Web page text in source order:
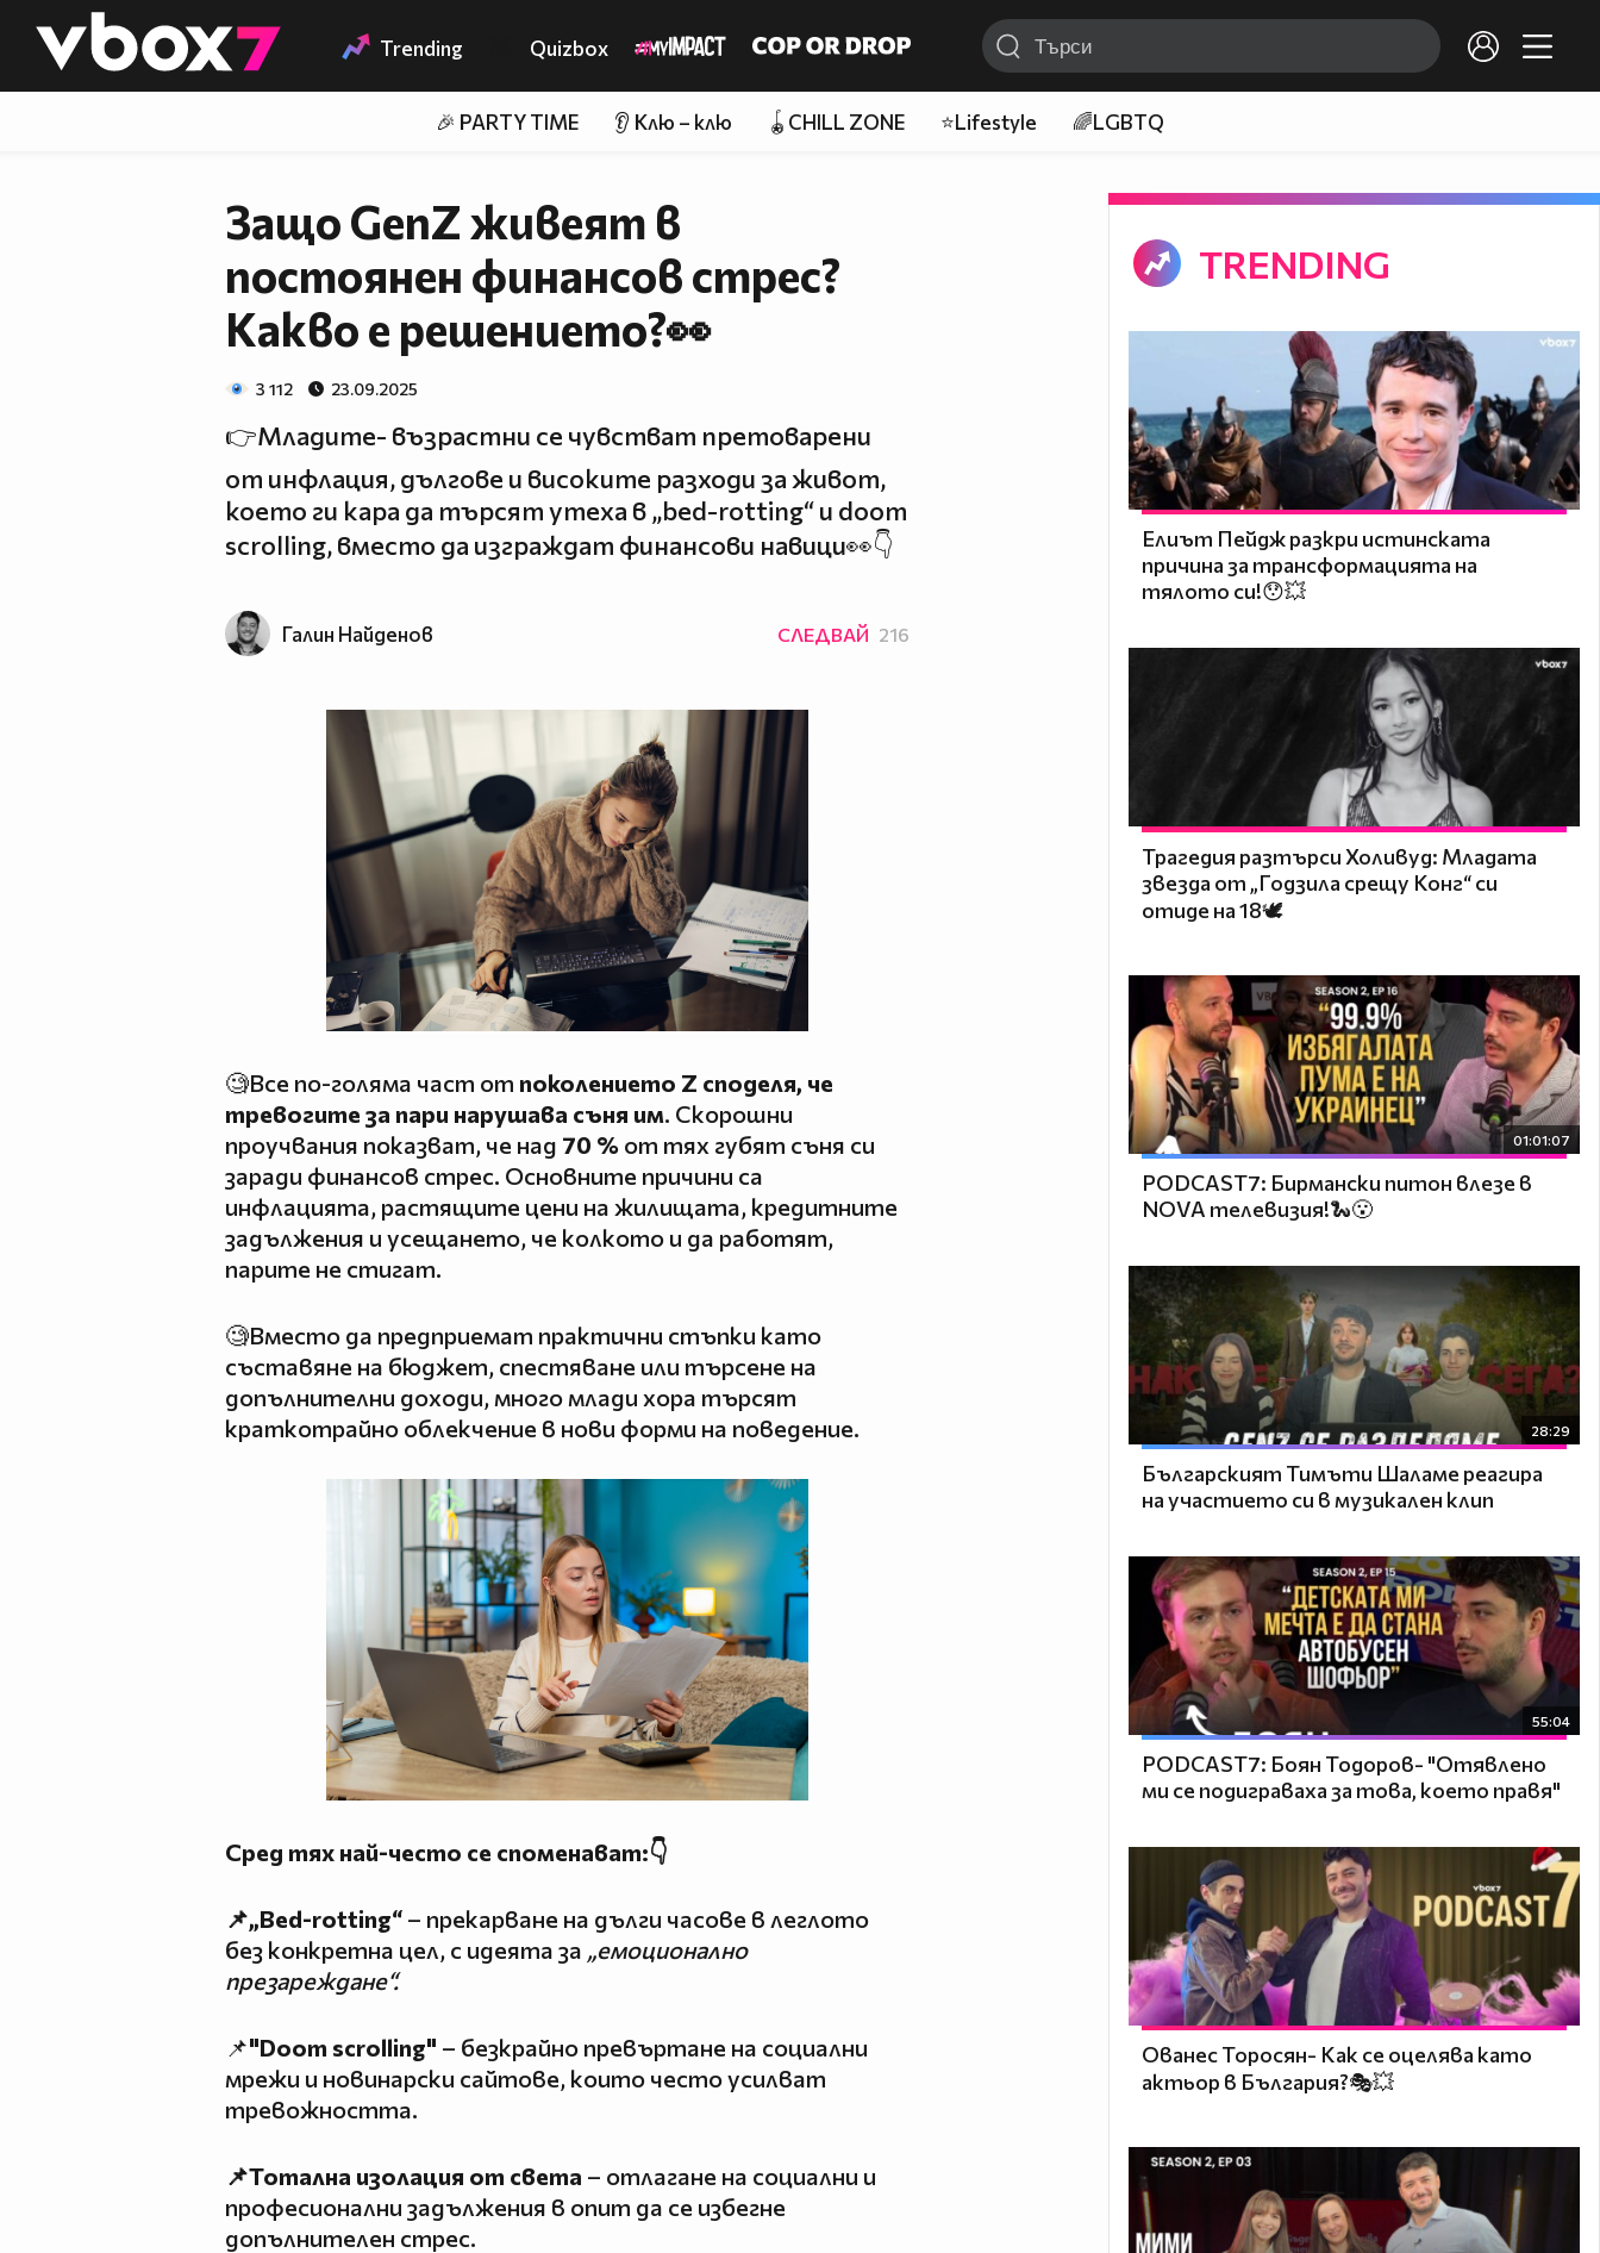
👾 Trending Quizbox
🎉 PARTY TIME 👂 Клю – клю 🪀CHILL ZONE ⭐Lifestyle 🌈LGBTQ
Защо GenZ живеят в
постоянен финансов стрес?
Какво е решението?👀
3 112 23.09.2025
👉Младите- възрастни се чувстват претоварени
от инфлация, дългове и високите разходи за живот,
което ги кара да търсят утеха в „bed-rotting“ и doom
scrolling, вместо да изграждат финансови навици👀👇
Галин Найденов СЛЕДВАЙ 216
🧐Все по-голяма част от поколението Z споделя, че
тревогите за пари нарушава съня им. Скорошни
проучвания показват, че над 70 % от тях губят съня си
заради финансов стрес. Основните причини са
инфлацията, растящите цени на жилищата, кредитните
задължения и усещането, че колкото и да работят,
парите не стигат.
🧐Вместо да предприемат практични стъпки като
съставяне на бюджет, спестяване или търсене на
допълнителни доходи, много млади хора търсят
краткотрайно облекчение в нови форми на поведение.
Сред тях най-често се споменават:👇
📌„Bed-rotting“ – прекарване на дълги часове в леглото
без конкретна цел, с идеята за „емоционално
презареждане“.
📌"Doom scrolling" – безкрайно превъртане на социални
мрежи и новинарски сайтове, които често усилват
тревожността.
📌Тотална изолация от света – отлагане на социални и
професионални задължения в опит да се избегне
допълнителен стрес.
TRENDING
Елиът Пейдж разкри истинската
причина за трансформацията на
тялото си!😯💥
Трагедия разтърси Холивуд: Младата
звезда от „Годзила срещу Конг“ си
отиде на 18🕊️
01:01:07
PODCAST7: Бирмански питон влезе в
NOVA телевизия!🐍😮
28:29
Българският Тимъти Шаламе реагира
на участието си в музикален клип
55:04
PODCAST7: ‪Боян Тодоров- "Отявлено
ми се подиграваха за това, което правя"
Ованес Торосян- Как се оцелява като
актьор в България?🎭💥